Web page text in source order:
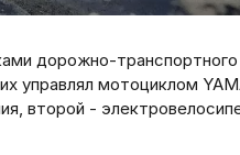
дорожно-транспортного
управлял мотоциклом
второй -